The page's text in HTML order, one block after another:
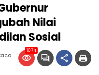
Nilai
Sosial
1074